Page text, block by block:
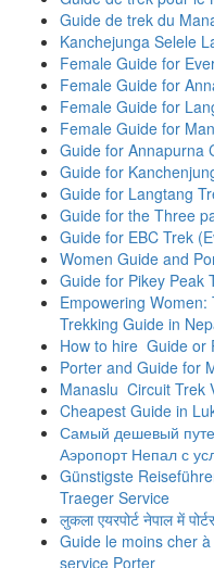
Guide de trek du
Kanchejunga Selele
Female Guide for
Female Guide for
Female Guide for
Female Guide for
Guide for Annapurna
Guide for
Guide for Langtang
Guide for the Three
Guide for EBC Trek
Women Guide and
Guide for Pikey Peak
Empowering
Trekking Guide in
How to hire Guide or
Porter and Guide for
Manaslu Circuit Trek
Cheapest Guide in
Самый дешевый
Аэропорт Непал с
Günstigste
Traeger Service
लुकला एयरपोर्ट नेपाल में
Guide le moins cher
service Porter